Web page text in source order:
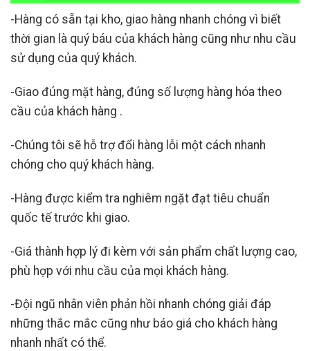
-Hàng có sẵn tại kho, giao hàng nhanh chóng vì biết
thời gian là quý báu của khách hàng cũng như nhu cầu
sử dụng của quý khách.
-Giao đúng mặt hàng, đúng số lượng hàng hóa theo
cầu của khách hàng .
-Chúng tôi sẽ hỗ trợ đổi hàng lỗi một cách nhanh
chóng cho quý khách hàng.
-Hàng được kiểm tra nghiêm ngặt đạt tiêu chuẩn
quốc tế trước khi giao.
-Giá thành hợp lý đi kèm với sản phẩm chất lượng cao,
phù hợp với nhu cầu của mọi khách hàng.
-Đội ngũ nhân viên phản hồi nhanh chóng giải đáp
những thắc mắc cũng như báo giá cho khách hàng
nhanh nhất có thể.